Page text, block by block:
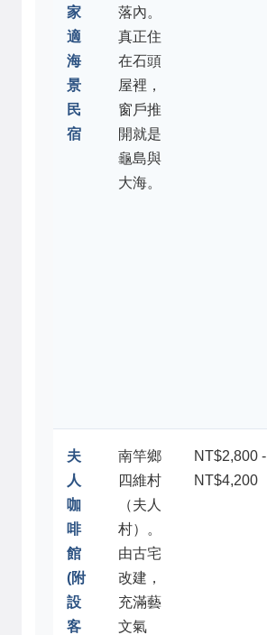
家
適
海
景
民
宿
落內。
真正住
在石頭
屋裡，
窗戶推
開就是
龜島與
大海。
夫
人
咖
啡
館
(附
設
客
南竿鄉
四維村
（夫人
村）。
由古宅
改建，
充滿藝
文氣
NT$2,800 -
NT$4,200